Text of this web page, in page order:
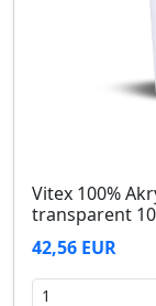
Vitex 100%
transparent
42,56 EUR